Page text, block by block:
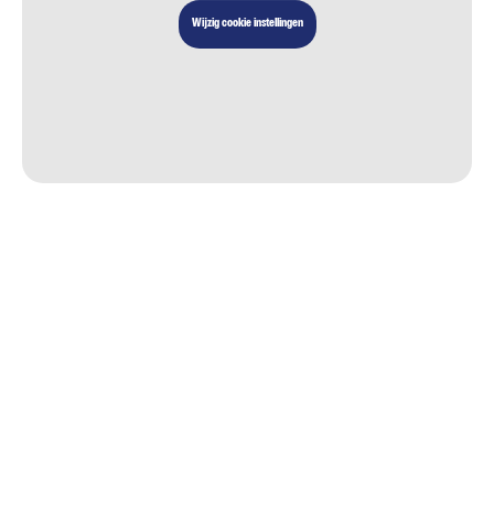
Wijzig cookie instellingen